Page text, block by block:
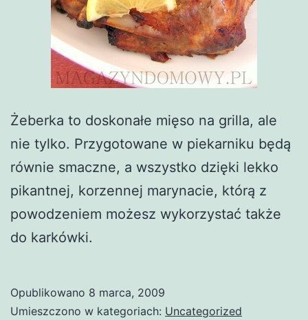
Żeberka to doskonałe mięso na grilla, ale
nie tylko. Przygotowane w piekarniku będą
równie smaczne, a wszystko dzięki lekko
pikantnej, korzennej marynacie, którą z
powodzeniem możesz wykorzystać także
do karkówki.
Opublikowano 8 marca, 2009
Umieszczono w kategoriach: Uncategorized